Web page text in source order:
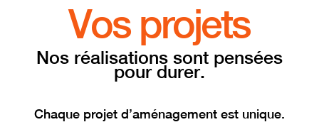
Vos projets
Nos réalisations sont pensées
pour durer.
Chaque projet d’aménagement est unique.